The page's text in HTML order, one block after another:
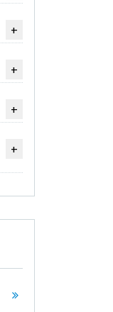
+
+
+
+